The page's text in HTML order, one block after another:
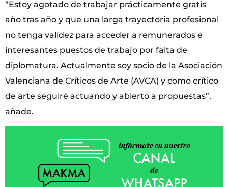
“Estoy agotado de trabajar prácticamente gratis
año tras año y que una larga trayectoria profesional
no tenga validez para acceder a remunerados e
interesantes puestos de trabajo por falta de
diplomatura. Actualmente soy socio de la Asociación
Valenciana de Críticos de Arte (AVCA) y como crítico
de arte seguiré actuando y abierto a propuestas”,
añade.